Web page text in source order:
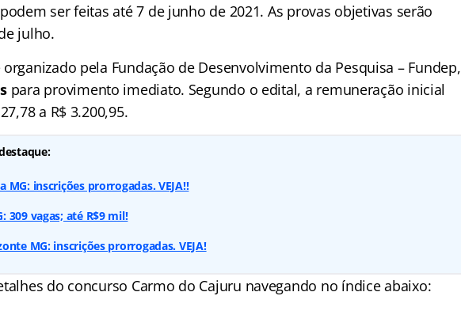
ser feitas até 7 de junho de 2021. As provas objetivas serão
julho.
pela Fundação de Desenvolvimento da Pesquisa – Fundep,
para provimento imediato. Segundo o edital, a remuneração inicial
a R$ 3.200,95.
MG: inscrições prorrogadas. VEJA!!
309 vagas; até R$9 mil!
MG: inscrições prorrogadas. VEJA!
do concurso Carmo do Cajuru navegando no índice abaixo: